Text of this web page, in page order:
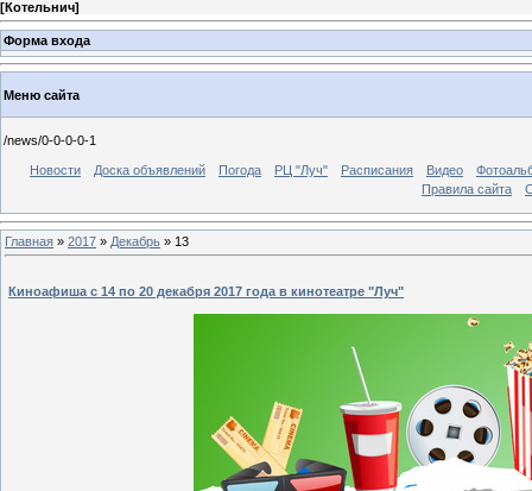
[Котельнич]
Форма входа
Меню сайта
/news/0-0-0-0-1
Новости Доска объявлений Погода РЦ "Луч" Расписания Видео
Правила сайта
Главная » 2017 » Декабрь » 13
Киноафиша с 14 по 20 декабря 2017 года в кинотеатре "Луч"